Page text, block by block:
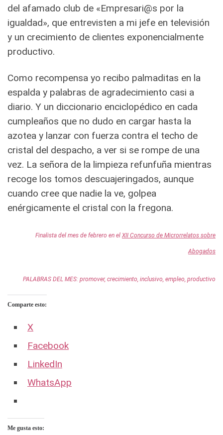
del afamado club de «Empresari@s por la
igualdad», que entrevisten a mi jefe en televisión
y un crecimiento de clientes exponencialmente
productivo.
Como recompensa yo recibo palmaditas en la
espalda y palabras de agradecimiento casi a
diario. Y un diccionario enciclopédico en cada
cumpleaños que no dudo en cargar hasta la
azotea y lanzar con fuerza contra el techo de
cristal del despacho, a ver si se rompe de una
vez. La señora de la limpieza refunfuña mientras
recoge los tomos descuajeringados, aunque
cuando cree que nadie la ve, golpea
enérgicamente el cristal con la fregona.
Finalista del mes de febrero en el XII Concurso de Microrrelatos sobre
Abogados
PALABRAS DEL MES: promover, crecimiento, inclusivo, empleo, productivo
Comparte esto:
X
Facebook
LinkedIn
WhatsApp
Me gusta esto: